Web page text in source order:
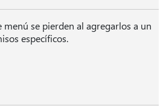
menú se pierden al agregarlos a un
específicos.